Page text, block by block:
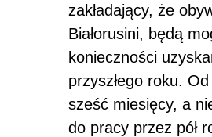
zakładający, że
Białorusini, będą
konieczności
przyszłego roku.
sześć miesięcy, a
do pracy przez pół